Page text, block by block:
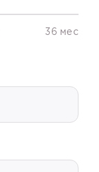
36 мес